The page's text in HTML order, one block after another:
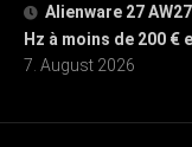
Alienware 27
Hz à moins de 200 €
7. August 2026